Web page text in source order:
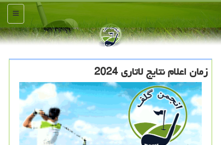
منو
زمان اعلام نتایج لاتاری 2024